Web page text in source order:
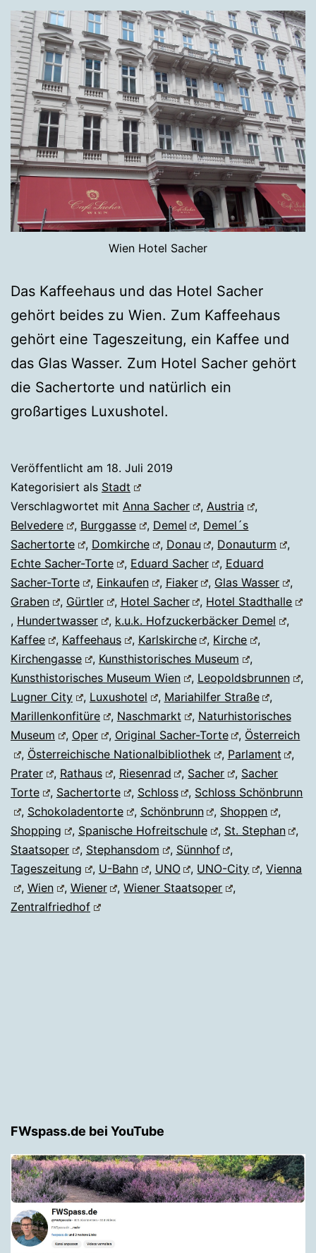
Wien Hotel Sacher
Das Kaffeehaus und das Hotel Sacher
gehört beides zu Wien. Zum Kaffeehaus
gehört eine Tageszeitung, ein Kaffee und
das Glas Wasser. Zum Hotel Sacher gehört
die Sachertorte und natürlich ein
großartiges Luxushotel.
Veröffentlicht am 18. Juli 2019
Kategorisiert als Stadt
Verschlagwortet mit Anna Sacher , Austria
,
Belvedere
, Burggasse , Demel , Demel´s
Sachertorte
, Domkirche , Donau , Donauturm
,
Echte Sacher-Torte
, Eduard Sacher , Eduard
Sacher-Torte
, Einkaufen , Fiaker , Glas Wasser
,
Graben
, Gürtler , Hotel Sacher , Hotel Stadthalle
, Hundertwasser , k.u.k. Hofzuckerbäcker Demel
,
Kaffee
, Kaffeehaus , Karlskirche , Kirche
,
Kirchengasse
, Kunsthistorisches Museum
,
Kunsthistorisches Museum Wien
, Leopoldsbrunnen
,
Lugner City
, Luxushotel , Mariahilfer Straße
,
Marillenkonfitüre
, Naschmarkt , Naturhistorisches
Museum
, Oper , Original Sacher-Torte , Österreich
, Österreichische Nationalbibliothek , Parlament
,
Prater
, Rathaus , Riesenrad , Sacher , Sacher
Torte
, Sachertorte , Schloss , Schloss Schönbrunn
, Schokoladentorte , Schönbrunn , Shoppen
,
Shopping
, Spanische Hofreitschule , St. Stephan
,
Staatsoper
, Stephansdom , Sünnhof
,
Tageszeitung
, U-Bahn , UNO , UNO-City ,Vienna
, Wien , Wiener ,Wiener Staatsoper
,
Zentralfriedhof
FWspass.de bei YouTube